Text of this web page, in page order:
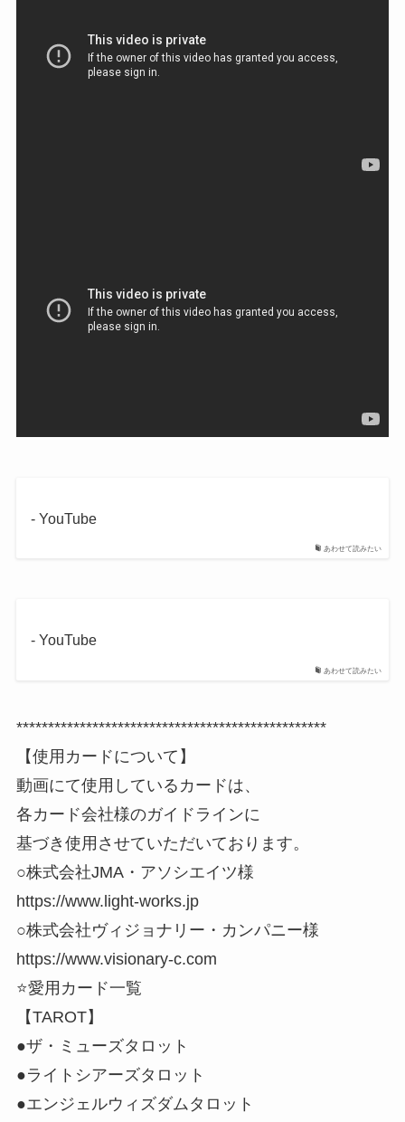
あわせて読みたい
- YouTube
あわせて読みたい
- YouTube
*************************************************
【使用カードについて】
動画にて使用しているカードは、
各カード会社様のガイドラインに
基づき使用させていただいております。
○株式会社JMA・アソシエイツ様
https://www.light-works.jp
○株式会社ヴィジョナリー・カンパニー様
https://www.visionary-c.com
⭐️愛用カード一覧
【TAROT】
●ザ・ミューズタロット
●ライトシアーズタロット
●エンジェルウィズダムタロット